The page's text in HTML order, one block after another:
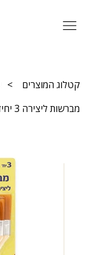
קטלוג המוצרים >
מברשות ליצירה 3 יחידות